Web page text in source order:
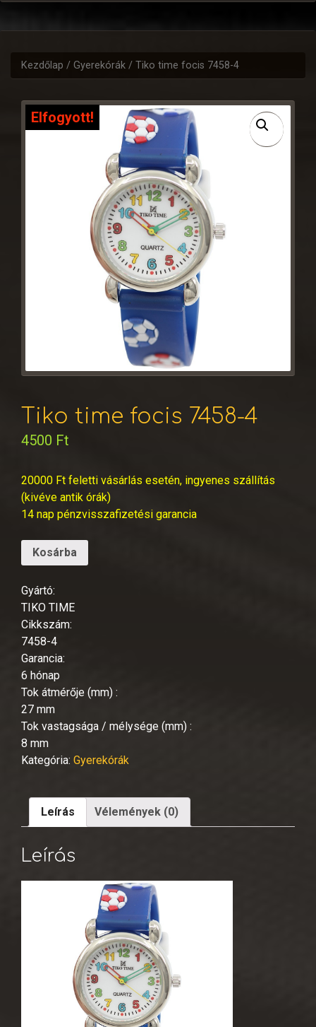
Kezdőlap / Gyerekórák / Tiko time focis 7458-4
Elfogyott!
Tiko time focis 7458-4
4500 Ft
20000 Ft feletti vásárlás esetén, ingyenes szállítás
(kivéve antik órák)
14 nap pénzvisszafizetési garancia
Kosárba
Gyártó:
TIKO TIME
Cikkszám:
7458-4
Garancia:
6 hónap
Tok átmérője (mm) :
27 mm
Tok vastagsága / mélysége (mm) :
8 mm
Kategória: Gyerekórák
Leírás Vélemények (0)
Leírás